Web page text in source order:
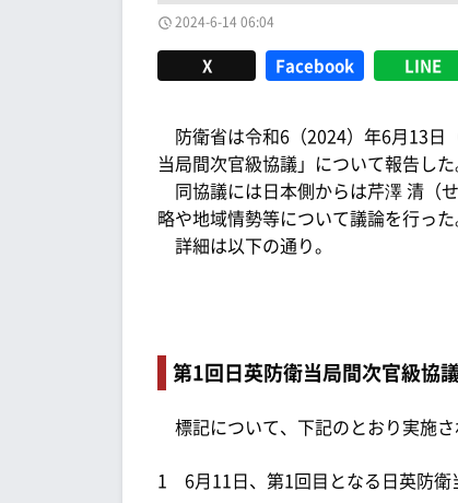
2024-6-14 06:04
X Facebook LINE
防衛省は令和6（2024）年6月13日
当局間次官級協議」について報告した
同協議には日本側からは芹澤 清（
略や地域情勢等について議論を行った
詳細は以下の通り。
第1回日英防衛当局間次官級協
標記について、下記のとおり実施さ
1 6月11日、第1回目となる日英防衛